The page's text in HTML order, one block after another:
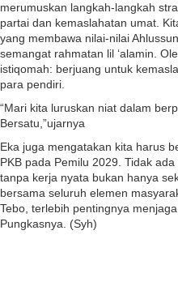
merumuskan langkah-langkah
partai dan kemaslahatan umat.
yang membawa nilai-nilai
semangat rahmatan lil ‘alamin.
istiqomah: berjuang untuk
para pendiri.
“Mari kita luruskan niat dalam
Bersatu,”ujarnya
Eka juga mengatakan kita harus
PKB pada Pemilu 2029. Tidak
tanpa kerja nyata bukan hanya
bersama seluruh elemen
Tebo, terlebih pentingnya
Pungkasnya. (Syh)